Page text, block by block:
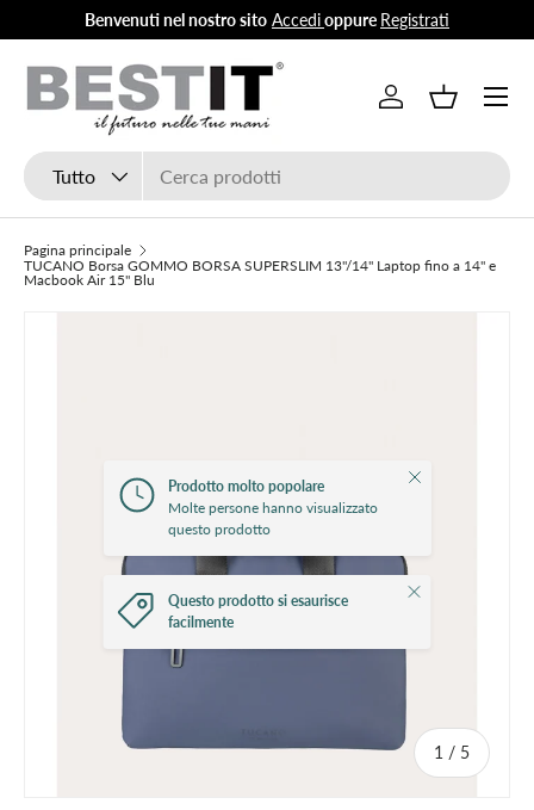
Passa ai contenuti
Benvenuti nel nostro sito Accedioppure Registrati
Cerca
Tipo prodotto
Tutto
AccediCestino
Menu
Pagina principale
TUCANO Borsa GOMMO BORSA SUPERSLIM 13"/14" Laptop fino a 14" e
Macbook Air 15" Blu
1 / di
5
Prodotto molto popolare
Molte persone hanno visualizzato
questo prodotto
Chiudi
Questo prodotto si esaurisce
facilmente
Chiudi